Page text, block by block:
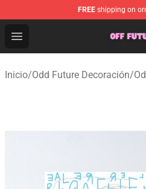
FREE shipping on
Open menu
Odd Future Store - Official
Inicio/Odd Future Decoración/